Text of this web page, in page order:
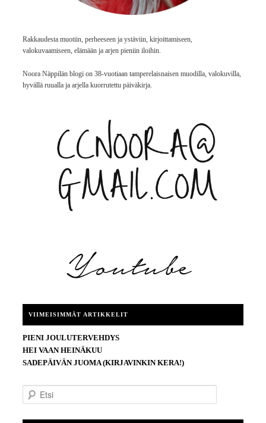
Rakkaudesta muotiin, perheeseen ja ystäviin, kirjoittamiseen,
valokuvaamiseen, elämään ja arjen pieniin iloihin.
Noora Näppilän blogi on 38-vuotiaan tamperelaisnaisen muodilla, valokuvilla,
hyvällä ruualla ja arjella kuorrutettu päiväkirja.
VIIMEISIMMÄT ARTIKKELIT
PIENI JOULUTERVEHDYS
HEI VAAN HEINÄKUU
SADEPÄIVÄN JUOMA (KIRJAVINKIN KERA!)
t